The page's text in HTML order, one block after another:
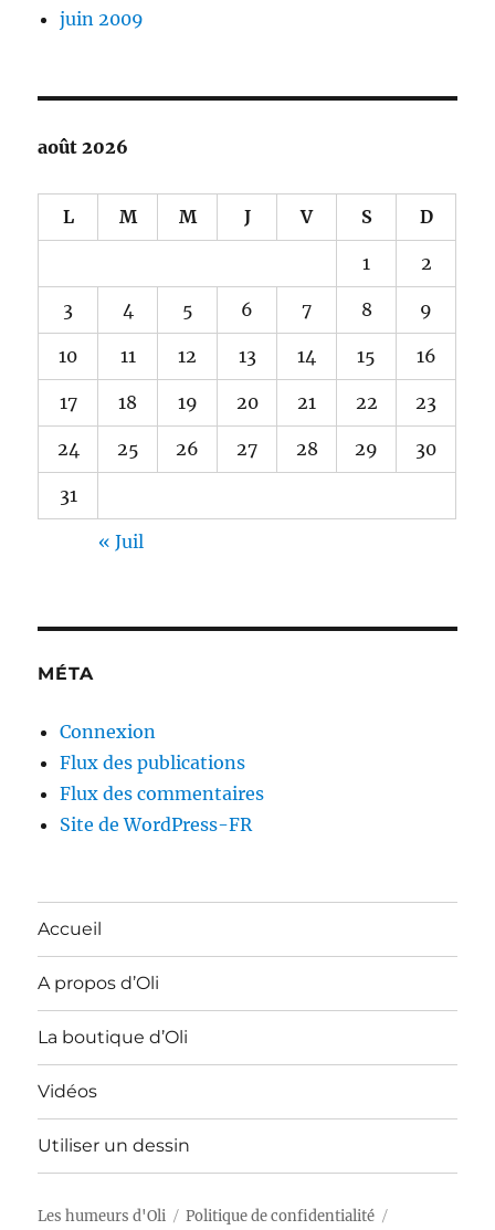
juin 2009
août 2026
L M M J V S D
1 2
3 4 5 6 7 8 9
10 11 12 13 14 15 16
17 18 19 20 21 22 23
24 25 26 27 28 29 30
31
« Juil
MÉTA
Connexion
Flux des publications
Flux des commentaires
Site de WordPress-FR
Accueil
A propos d’Oli
La boutique d’Oli
Vidéos
Utiliser un dessin
Les humeurs d'Oli
Politique de confidentialité